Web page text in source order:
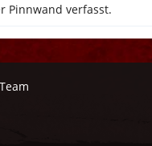
Pinnwand verfasst.
Team